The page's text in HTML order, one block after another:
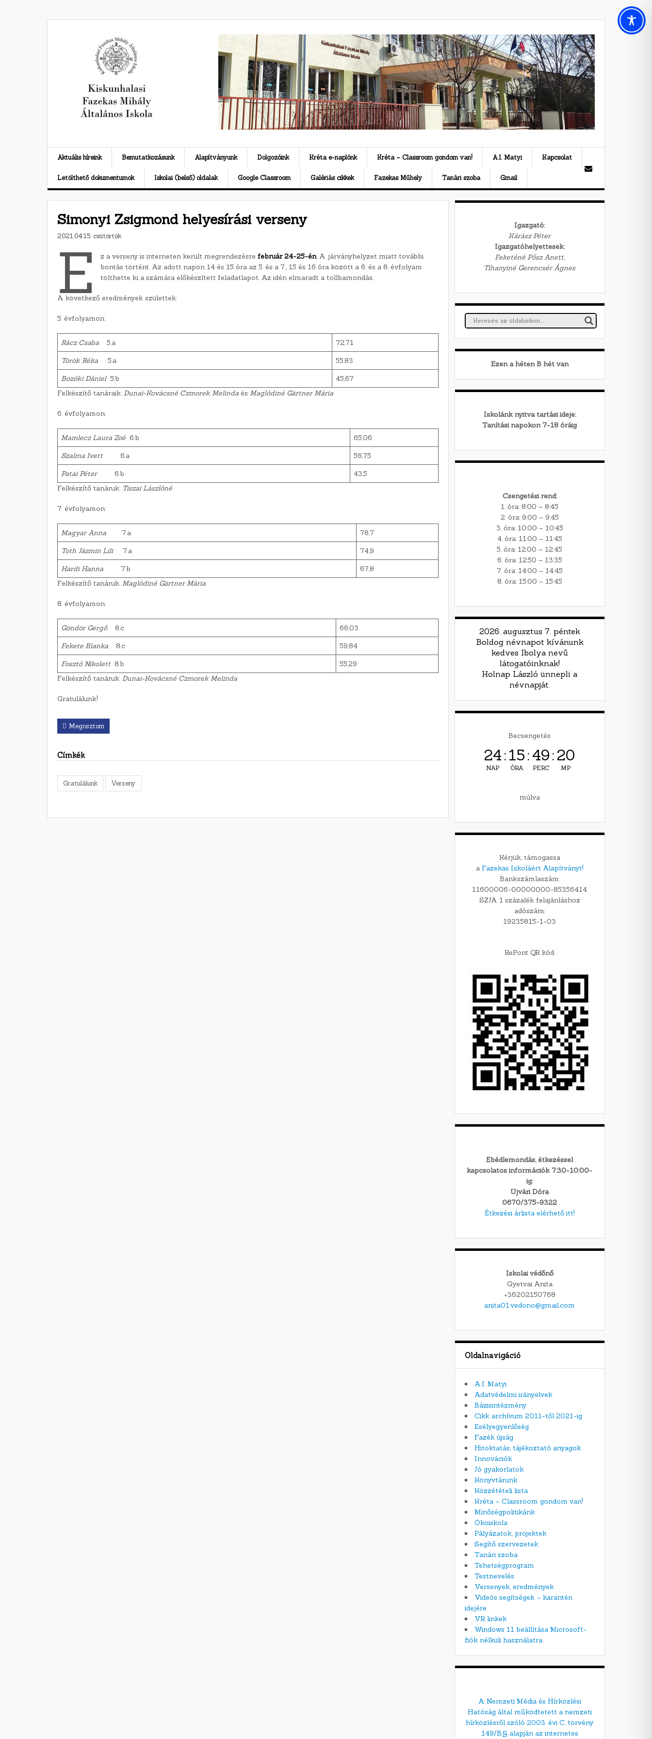
Aktuális híreink Bemutatkozásunk Alapítványunk Dolgozóink Kréta e-naplónk Kréta – Classroom gondom van! A.I. Matyi Kapcsolat
Letölthető dokumentumok Iskolai (belső) oldalak Google Classroom Galériás cikkek Fazekas Műhely Tanári szoba Gmail
Simonyi Zsigmond helyesírási verseny
2021.04.15. csütörtök
E z a verseny is interneten került megrendezésre február 24-25-én. A járványhelyzet miatt további
bontás történt. Az adott napon 14 és 15 óra az 5. és a 7., 15 és 16 óra között a 6. és a 8. évfolyam
tölthette ki a számára előkészített feladatlapot. Az idén elmaradt a tollbamondás.
A következő eredmények születtek:
5. évfolyamon:
Rácz Csaba 5.a 72,71
Török Réka 5.a 55,83
Bozóki Dániel 5.b
45,67
Felkészítő tanáraik: Dunai-Kovácsné Czmorek Melinda és Maglódiné Gärtner Mária
6. évfolyamon:
Mamlecz Laura Zoé 6.b 65,06
Szalma Ivett6.a 56,75
Patai Péter 6.b
43,5
Felkészítő tanáruk: Tiszai Lászlóné
7. évfolyamon:
Magyar Anna 7.a 78,7
Toth Jázmin Lili7.a 74,9
Hardi Hanna 7.b
67,8
Felkészítő tanáruk: Maglódiné Gärtner Mária
8. évfolyamon:
Göndör Gergő8.c 66,03
Fekete Blanka 8.c 59,84
Fosztó Nikolett8.b
55,29
Felkészítő tanáruk: Dunai-Kovácsné Czmorek Melinda
Gratulálunk!
Megosztom
Címkék
Gratulálunk Verseny
Igazgató:
Kárász Péter
Igazgatóhelyettesek:
Feketéné Pősz Anett,
Tihanyiné Gerencsér Ágnes
Ezen a héten Bhét van
Iskolánk nyitva tartási ideje:
Tanítási napokon 7-18 óráig
Csengetési rend:
1. óra: 8:00 – 8:45
2. óra: 9:00 – 9:45
3. óra: 10:00 – 10:45
4. óra: 11:00 – 11:45
5. óra: 12:00 – 12:45
6. óra: 12:50 – 13:35
7. óra: 14:00 – 14:45
8. óra: 15:00 – 15:45
2026. augusztus 7. péntek
Boldog névnapot kívánunk
kedves Ibolya nevű
látogatóinknak!
Holnap László ünnepli a
névnapját.
Becsengetés
24
NAP
: 15
ÓRA
: 49
PERC
: 19
MP
múlva
Kérjük, támogassa
a Fazekas Iskoláért Alapítványt!
Bankszámlaszám:
11600006-00000000-85356414
SZJA 1 százalék felajánláshoz
adószám:
19235815-1-03
RePont QR kód:
Ebédlemondás, étkezéssel
kapcsolatos információk 7:30-10:00-
ig:
Ujvári Dóra
0670/375-9322
Étkezési árlista elérhető itt!
Iskolai védőnő
Gyetvai Anita
+36202150768
anita01.vedono@gmail.com
Oldalnavigáció
A.I. Matyi
Adatvédelmi irányelvek
Bázisintézmény
Cikk archívum 2011-től 2021-ig
Esélyegyenlőség
Fazék újság
Hitoktatás, tájékoztató anyagok
Innovációk
Jó gyakorlatok
Könyvtárunk
Közzétételi lista
Kréta – Classroom gondom van!
Minőségpolitikánk
Ökoiskola
Pályázatok, projektek
Segítő szervezetek
Tanári szoba
Tehetségprogram
Testnevelés
Versenyek, eredmények
Videós segítségek – karantén
idejére
VR linkek
Windows 11 beállítása Microsoft-
fiók nélküli használatra
A Nemzeti Média és Hírközlési
Hatóság által működtetett a nemzeti
hírközlésről szóló 2003. évi C. törvény
149/B.§ alapján az internetes